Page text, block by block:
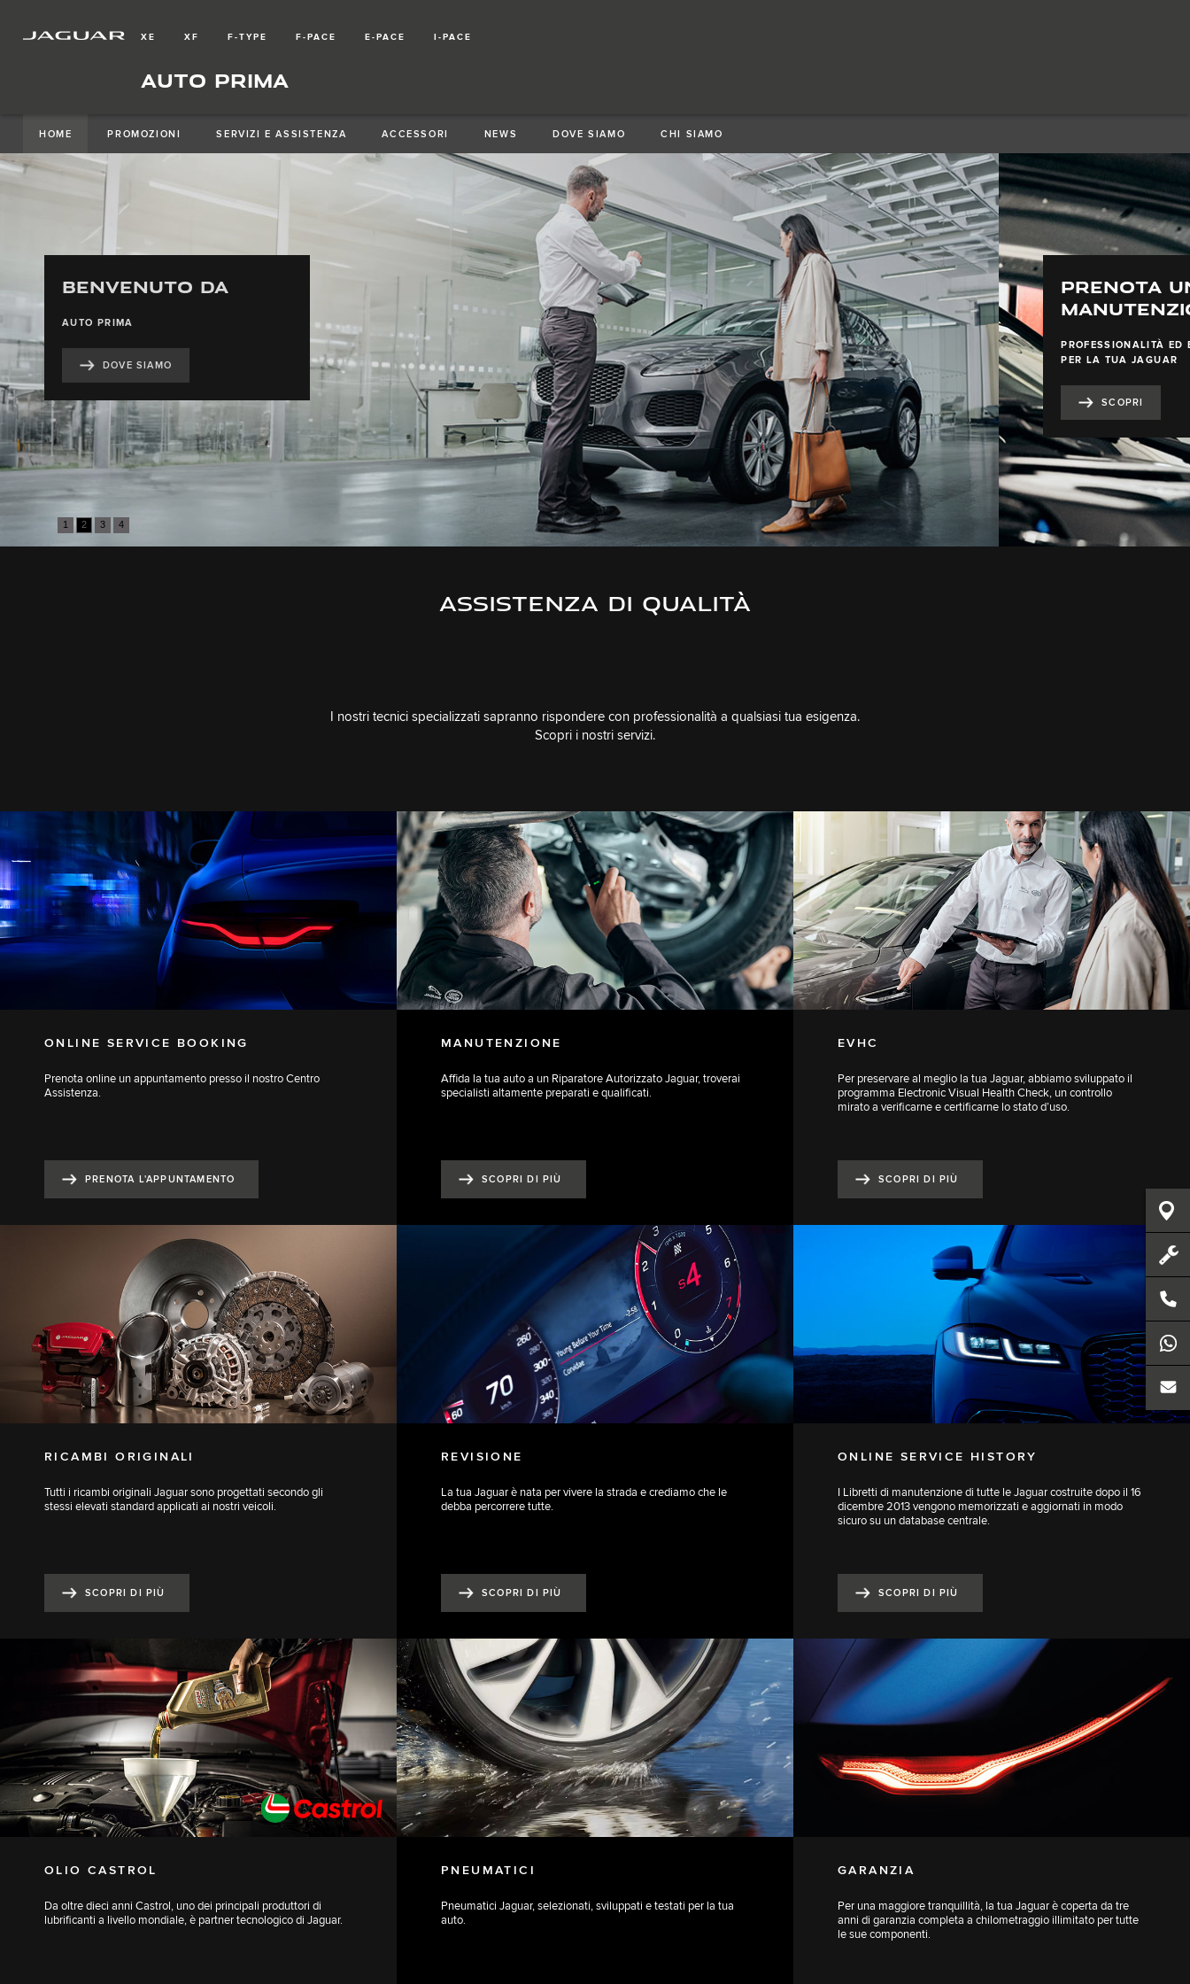
XE XF F-TYPE F-PACE E-PACE I-PACE
AUTO PRIMA
HOME PROMOZIONI SERVIZI E ASSISTENZA ACCESSORI NEWS DOVE SIAMO CHI SIAMO
PRENOTA UNA
PER LA TUA JAGUAR
SCOPRI
1 2 3 4
ASSISTENZA DI QUALITÀ
I nostri tecnici specializzati sapranno rispondere con professionalità a qualsiasi tua esigenza.
Scopri i nostri servizi.
ONLINE SERVICE BOOKING
Prenota online un appuntamento presso il nostro Centro
Assistenza.
PRENOTA L'APPUNTAMENTO
MANUTENZIONE
Affida la tua auto a un Riparatore Autorizzato Jaguar, troverai
specialisti altamente preparati e qualificati.
SCOPRI DI PIÙ
EVHC
Per preservare al meglio la tua Jaguar, abbiamo sviluppato il
programma Electronic Visual Health Check, un controllo
mirato a verificarne e certificarne lo stato d’uso.
SCOPRI DI PIÙ
RICAMBI ORIGINALI
Tutti i ricambi originali Jaguar sono progettati secondo gli
stessi elevati standard applicati ai nostri veicoli.
SCOPRI DI PIÙ
REVISIONE
La tua Jaguar è nata per vivere la strada e crediamo che le
debba percorrere tutte.
SCOPRI DI PIÙ
ONLINE SERVICE HISTORY
I Libretti di manutenzione di tutte le Jaguar costruite dopo il 16
dicembre 2013 vengono memorizzati e aggiornati in modo
sicuro su un database centrale.
SCOPRI DI PIÙ
OLIO CASTROL
Da oltre dieci anni Castrol, uno dei principali produttori di
lubrificanti a livello mondiale, è partner tecnologico di Jaguar.
PNEUMATICI
Pneumatici Jaguar, selezionati, sviluppati e testati per la tua
auto.
GARANZIA
Per una maggiore tranquillità, la tua Jaguar è coperta da tre
anni di garanzia completa a chilometraggio illimitato per tutte
le sue componenti.